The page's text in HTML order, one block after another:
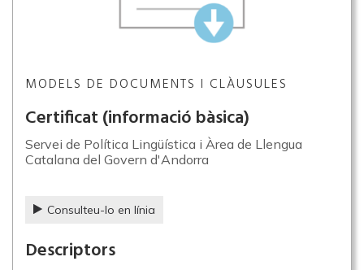
MODELS DE DOCUMENTS I CLÀUSULES
Certificat (informació bàsica)
Servei de Política Lingüística i Àrea de Llengua
Catalana del Govern d'Andorra
Consulteu-lo en línia
Descriptors